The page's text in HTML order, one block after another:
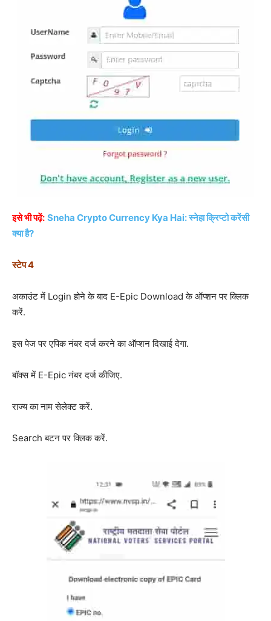
इसे भी पढ़ें: Sneha Crypto Currency Kya Hai: स्नेहा क्रिप्टो करेंसी
क्या है?
स्टेप 4
अकाउंट में Login होने के बाद E-Epic Download के ऑप्शन पर क्लिक
करें.
इस पेज पर एपिक नंबर दर्ज करने का ऑप्शन दिखाई देगा.
बॉक्स में E-Epic नंबर दर्ज कीजिए.
राज्य का नाम सेलेक्ट करें.
Search बटन पर क्लिक करें.